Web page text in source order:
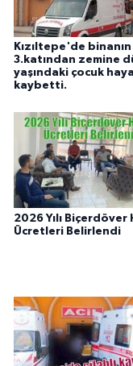
Kızıltepe'de binanın
3.katından zemine
yaşındaki çocuk
kaybetti.
2026 Yılı Biçerdöver
Ücretleri Belirlendi